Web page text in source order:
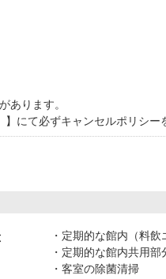
あります。
にて必ずキャンセルポリシー
定期的な館内（料飲
定期的な館内共用部
客室の除菌清掃